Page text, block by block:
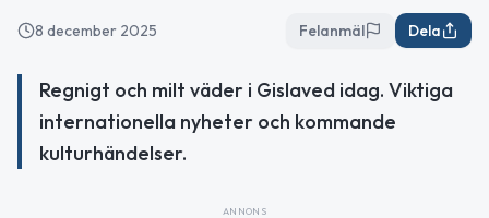
8 december 2025 Felanmäl Dela
Regnigt och milt väder i Gislaved idag. Viktiga
internationella nyheter och kommande
kulturhändelser.
ANNONS